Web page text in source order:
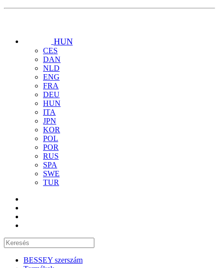
HUN
CES
DAN
NLD
ENG
FRA
DEU
HUN
ITA
JPN
KOR
POL
POR
RUS
SPA
SWE
TUR
BESSEY szerszám